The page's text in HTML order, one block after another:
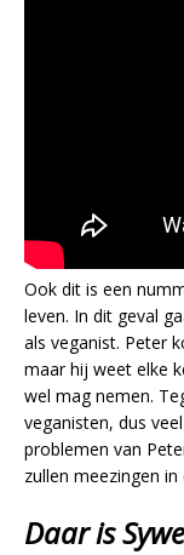
Ook dit is een
leven. In dit geval
als veganist. Peter
maar hij weet elke
wel mag nemen.
veganisten, dus
problemen van
zullen meezingen
Daar is